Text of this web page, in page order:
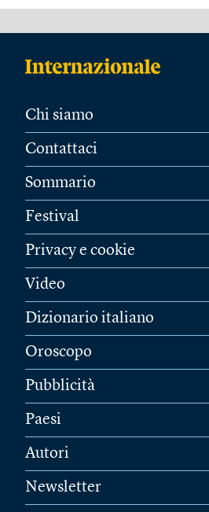
Chi siamo
Contattaci
Sommario
Festival
Privacy e cookie
Video
Dizionario italiano
Oroscopo
Pubblicità
Paesi
Autori
Newsletter